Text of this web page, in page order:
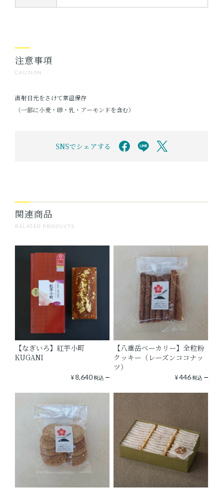
CAUTION
注意事項
直射日光をさけて常温保存
（一部に小麦・卵・乳・アーモンドを含む）
SNSでシェアする
RELATED PRODUCTS
関連商品
【なぎいろ】紅芋小町
KUGANI
¥8,640税込
【八重岳ベーカリー】全粒粉
クッキー（レーズンココナッ
ツ）
¥446税込